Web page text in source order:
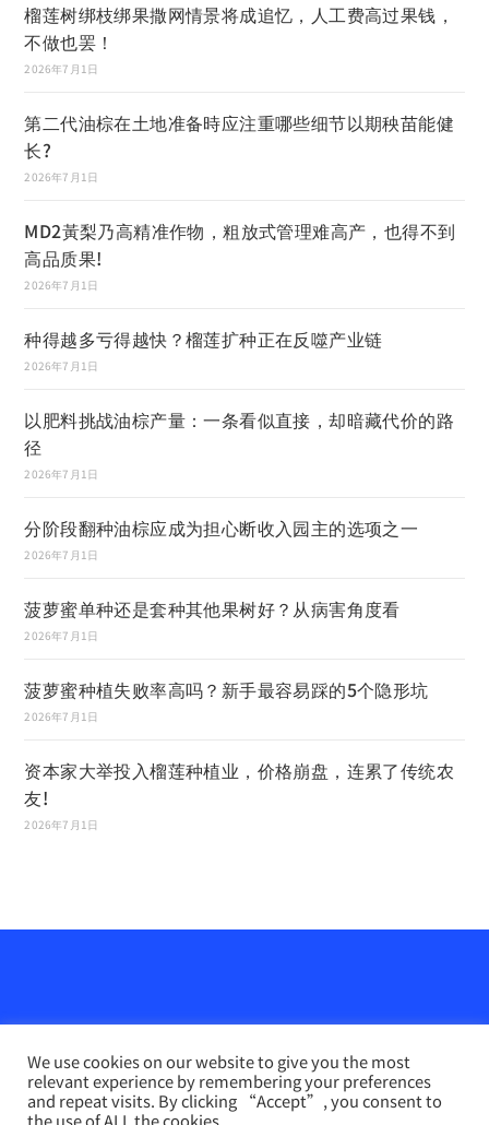
榴莲树绑枝绑果撒网情景将成追忆，人工费高过果钱，
不做也罢！
2026年7月1日
第二代油棕在土地准备時应注重哪些细节以期秧苗能健
长?
2026年7月1日
MD2黃梨乃高精准作物，粗放式管理难高产，也得不到
高品质果!
2026年7月1日
种得越多亏得越快？榴莲扩种正在反噬产业链
2026年7月1日
以肥料挑战油棕产量：一条看似直接，却暗藏代价的路
径
2026年7月1日
分阶段翻种油棕应成为担心断收入园主的选项之一
2026年7月1日
菠萝蜜单种还是套种其他果树好？从病害角度看
2026年7月1日
菠萝蜜种植失败率高吗？新手最容易踩的5个隐形坑
2026年7月1日
资本家大举投入榴莲种植业，价格崩盘，连累了传统农
友!
2026年7月1日
We use cookies on our website to give you the most
relevant experience by remembering your preferences
and repeat visits. By clicking “Accept”, you consent to
the use of ALL the cookies.